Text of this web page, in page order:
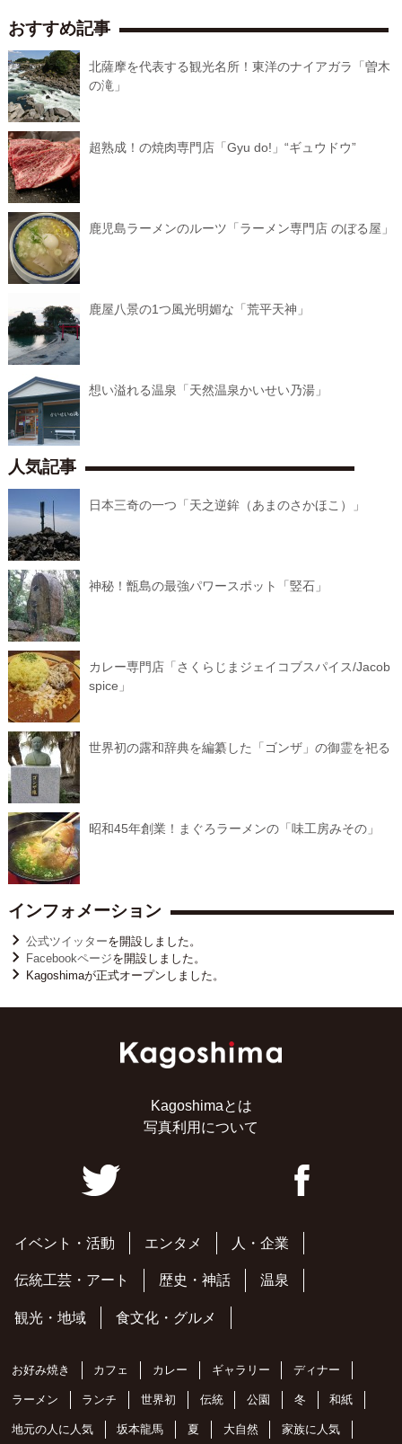
おすすめ記事
北薩摩を代表する観光名所！東洋のナイアガラ「曽木
の滝」
超熟成！の焼肉専門店「Gyu do!」“ギュウドウ”
鹿児島ラーメンのルーツ「ラーメン専門店 のぼる屋」
鹿屋八景の1つ風光明媚な「荒平天神」
想い溢れる温泉「天然温泉かいせい乃湯」
人気記事
日本三奇の一つ「天之逆鉾（あまのさかほこ）」
神秘！甑島の最強パワースポット「竪石」
カレー専門店「さくらじまジェイコブスパイス/Jacob
spice」
世界初の露和辞典を編纂した「ゴンザ」の御霊を祀る
昭和45年創業！まぐろラーメンの「味工房みその」
インフォメーション
公式ツイッターを開設しました。
Facebookページを開設しました。
Kagoshimaが正式オープンしました。
Kagoshimaとは
写真利用について
イベント・活動 エンタメ 人・企業
伝統工芸・アート 歴史・神話 温泉
観光・地域 食文化・グルメ
お好み焼き カフェ カレー ギャラリー ディナー
ラーメン ランチ 世界初 伝統 公園 冬 和紙
地元の人に人気 坂本龍馬 夏 大自然 家族に人気